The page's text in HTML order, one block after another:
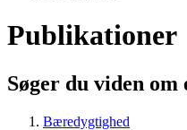
Publikationer
Søger du viden om
Bæredygtighed